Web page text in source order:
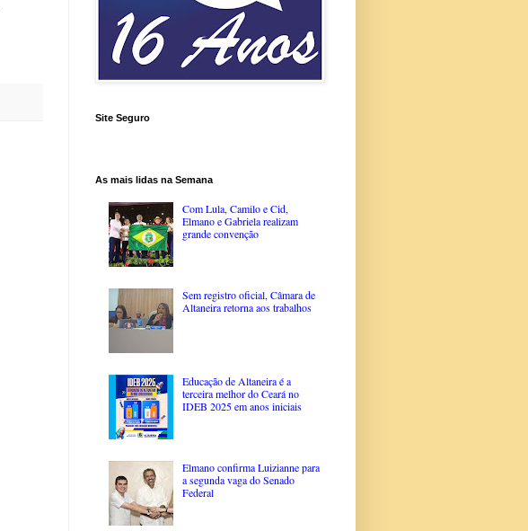
Site Seguro
As mais lidas na Semana
Com Lula, Camilo e Cid,
Elmano e Gabriela realizam
grande convenção
Sem registro oficial, Câmara de
Altaneira retorna aos trabalhos
Educação de Altaneira é a
terceira melhor do Ceará no
IDEB 2025 em anos iniciais
Elmano confirma Luizianne para
a segunda vaga do Senado
Federal